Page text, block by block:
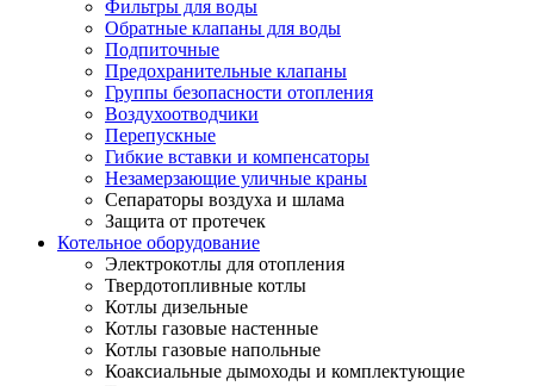
Фильтры для воды
Обратные клапаны для воды
Подпиточные
Предохранительные клапаны
Группы безопасности отопления
Воздухоотводчики
Перепускные
Гибкие вставки и компенсаторы
Незамерзающие уличные краны
Сепараторы воздуха и шлама
Защита от протечек
Котельное оборудование
Электрокотлы для отопления
Твердотопливные котлы
Котлы дизельные
Котлы газовые настенные
Котлы газовые напольные
Коаксиальные дымоходы и комплектующие